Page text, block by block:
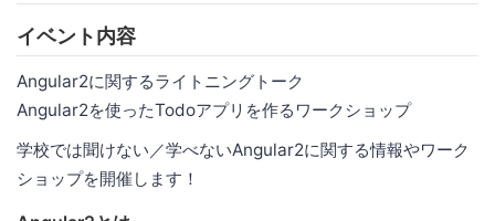
イベント内容
Angular2に関するライトニングトーク
Angular2を使ったTodoアプリを作るワークショップ
学校では聞けない／学べないAngular2に関する情報やワーク
ショップを開催します！